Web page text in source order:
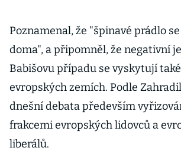
Poznamenal, že "špinavé prádlo
doma", a připomněl, že negativní
Babišovu případu se vyskytují
evropských zemích. Podle
dnešní debata především
frakcemi evropských lidovců a
liberálů.